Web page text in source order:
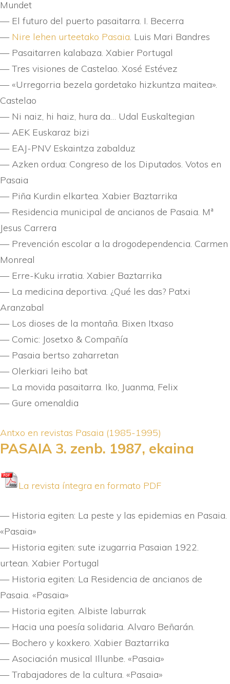
Mundet
— El futuro del puerto pasaitarra. I. Becerra
— Nire lehen urteetako Pasaia. Luis Mari Bandres
— Pasaitarren kalabaza. Xabier Portugal
— Tres visiones de Castelao. Xosé Estévez
— «Urregorria bezela gordetako hizkuntza maitea».
Castelao
— Ni naiz, hi haiz, hura da… Udal Euskaltegian
— AEK Euskaraz bizi
— EAJ-PNV Eskaintza zabalduz
— Azken ordua: Congreso de los Diputados. Votos en
Pasaia
— Piña Kurdin elkartea. Xabier Baztarrika
— Residencia municipal de ancianos de Pasaia. Mª
Jesus Carrera
— Prevención escolar a la drogodependencia. Carmen
Monreal
— Erre-Kuku irratia. Xabier Baztarrika
— La medicina deportiva. ¿Qué les das? Patxi
Aranzabal
— Los dioses de la montaña. Bixen Itxaso
— Comic: Josetxo & Compañí­a
— Pasaia bertso zaharretan
— Olerkiari leiho bat
— La movida pasaitarra. Iko, Juanma, Felix
— Gure omenaldia
Antxo en revistas Pasaia (1985-1995)
PASAIA 3. zenb. 1987, ekaina
La revista í­ntegra en formato PDF
— Historia egiten: La peste y las epidemias en Pasaia.
«Pasaia»
— Historia egiten: sute izugarria Pasaian 1922.
urtean. Xabier Portugal
— Historia egiten: La Residencia de ancianos de
Pasaia. «Pasaia»
— Historia egiten. Albiste laburrak
— Hacia una poesí­a solidaria. Alvaro Beñarán.
— Bochero y koxkero. Xabier Baztarrika
— Asociación musical Illunbe. «Pasaia»
— Trabajadores de la cultura. «Pasaia»